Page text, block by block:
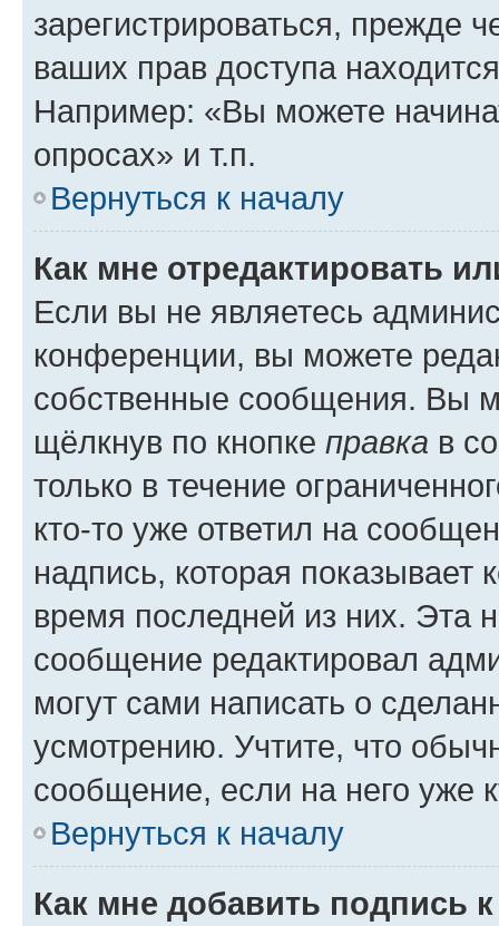
зарегистрироваться, прежде
ваших прав доступа
Например: «Вы можете
опросах» и т.п.
Вернуться к началу
Как мне отредактировать
Если вы не являетесь
конференции, вы можете
собственные сообщения. Вы
щёлкнув по кнопке правка в
только в течение
кто-то уже ответил на
надпись, которая показывает
время последней из них. Эта
сообщение редактировал
могут сами написать о
усмотрению. Учтите, что
сообщение, если на него уже
Вернуться к началу
Как мне добавить подпись